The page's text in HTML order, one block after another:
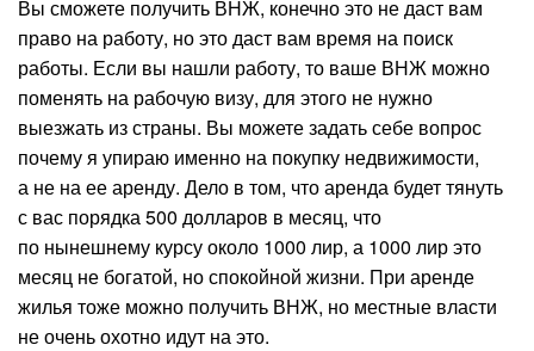
Вы сможете получить ВНЖ, конечно это не даст вам
право на работу, но это даст вам время на поиск
работы. Если вы нашли работу, то ваше ВНЖ можно
поменять на рабочую визу, для этого не нужно
выезжать из страны. Вы можете задать себе вопрос
почему я упираю именно на покупку недвижимости,
а не на ее аренду. Дело в том, что аренда будет тянуть
с вас порядка 500 долларов в месяц, что
по нынешнему курсу около 1000 лир, а 1000 лир это
месяц не богатой, но спокойной жизни. При аренде
жилья тоже можно получить ВНЖ, но местные власти
не очень охотно идут на это.